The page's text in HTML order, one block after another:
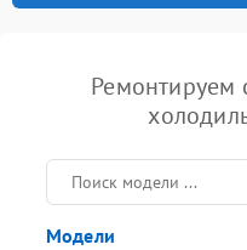
Ремонтируем
Модели